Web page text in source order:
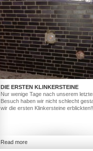
DIE ERSTEN KLINKERSTEINE
Nur wenige Tage nach unserem
Besuch haben wir nicht schlecht
wir die ersten Klinkersteine
Read more